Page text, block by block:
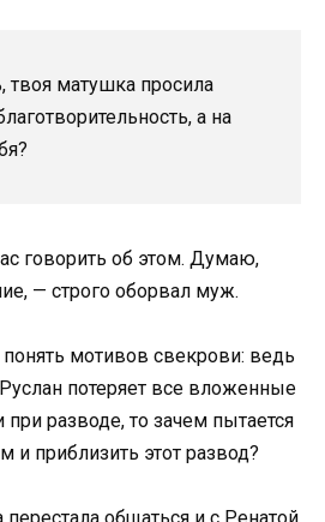
твоя матушка просила
а на
говорить об этом. Думаю,
— строго оборвал муж.
мотивов свекрови: ведь
потеряет все вложенные
при разводе, то зачем пытается
и приблизить этот развод?